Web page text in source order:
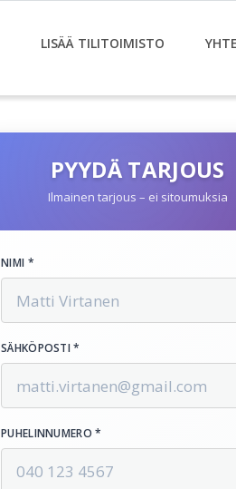
LISÄÄ TILITOIMISTO
PYYDÄ TARJOUS
Ilmainen tarjous – ei sitoumuksia
NIMI *
SÄHKÖPOSTI *
PUHELINNUMERO *